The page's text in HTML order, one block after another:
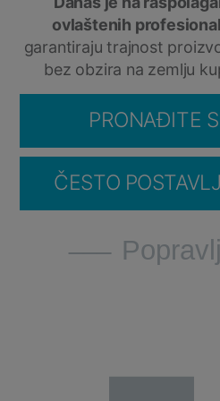
ovlaštenih
garantiraju trajnost
bez obzira na zemlju
PRONAĐITE
ČESTO